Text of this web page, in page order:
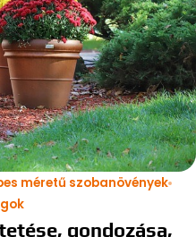
méretű szobanövények
gondozása,